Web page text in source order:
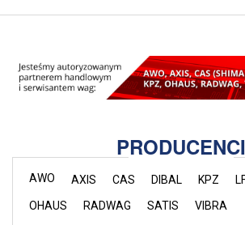
PRODUCENCI
AWO AXIS CAS DIBAL KPZ
OHAUS
RADWAG SATIS VIBRA